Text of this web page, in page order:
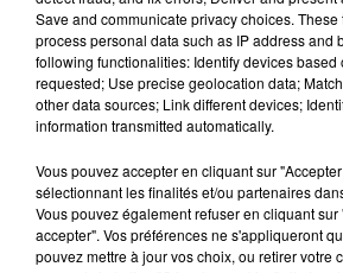
mercredi-13-mars.mp3
Save and communicate privacy choices.
process personal data such as IP address and
following functionalities: Identify devices
requested; Use precise geolocation data;
other data sources; Link different devices;
information transmitted automatically.
Vous pouvez accepter en cliquant sur
sélectionnant les finalités et/ou partenaires
Vous pouvez également refuser en cliquant
accepter". Vos préférences ne s'appliqueront
pouvez mettre à jour vos choix, ou retirer votre